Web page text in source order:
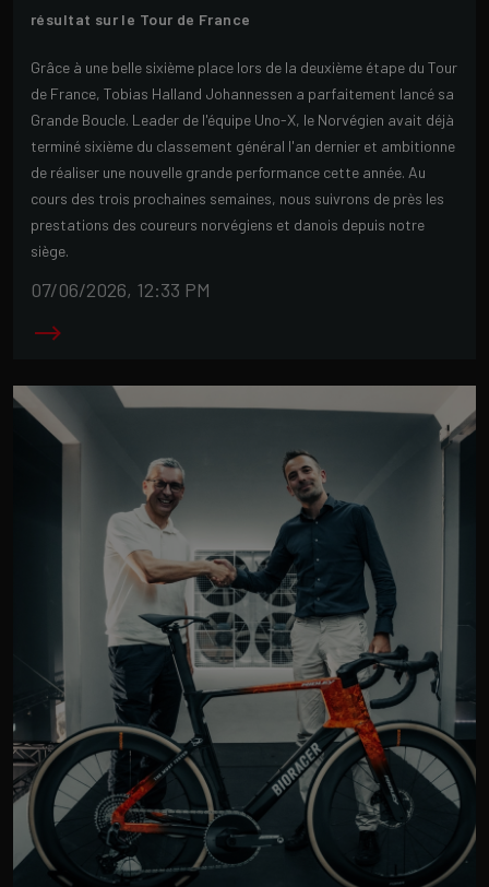
résultat sur le Tour de France
Grâce à une belle sixième place lors de la deuxième étape du Tour
de France, Tobias Halland Johannessen a parfaitement lancé sa
Grande Boucle. Leader de l'équipe Uno-X, le Norvégien avait déjà
terminé sixième du classement général l'an dernier et ambitionne
de réaliser une nouvelle grande performance cette année. Au
cours des trois prochaines semaines, nous suivrons de près les
prestations des coureurs norvégiens et danois depuis notre
siège.
07/06/2026, 12:33 PM